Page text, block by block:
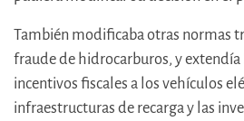
También modificaba otras normas
fraude de hidrocarburos, y extendía
incentivos fiscales a los vehículos
infraestructuras de recarga y las